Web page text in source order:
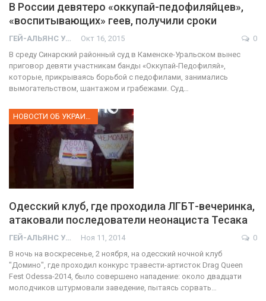
В России девятеро «оккупай-педофиляйцев»,
«воспитывающих» геев, получили сроки
ГЕЙ-АЛЬЯНС УКРАИНА Окт 16, 2015
0
В среду Синарский районный суд в Каменске-Уральском вынес
приговор девяти участникам банды «Оккупай-Педофиляй»,
которые, прикрываясь борьбой с педофилами, занимались
вымогательством, шантажом и грабежами. Суд…
НОВОСТИ ОБ УКРАИНЕ
Одесский клуб, где проходила ЛГБТ-вечеринка,
атаковали последователи неонациста Тесака
ГЕЙ-АЛЬЯНС УКРАИНА Ноя 11, 2014
0
В ночь на воскресенье, 2 ноября, на одесский ночной клуб
"Домино", где проходил конкурс травести-артисток Drag Queen
Fest Odessa-2014, было совершено нападение: около двадцати
молодчиков штурмовали заведение, пытаясь сорвать…